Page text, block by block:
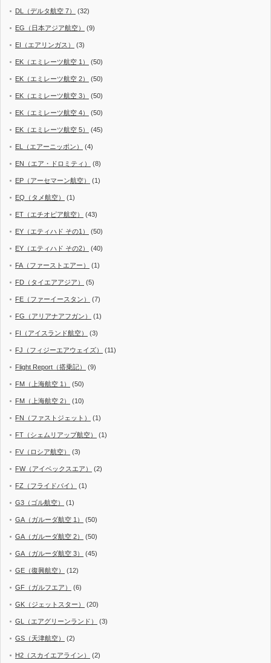
DL（デルタ航空 7） (32)
EG（日本アジア航空） (9)
EI（エアリンガス） (3)
EK（エミレーツ航空 1） (50)
EK（エミレーツ航空 2） (50)
EK（エミレーツ航空 3） (50)
EK（エミレーツ航空 4） (50)
EK（エミレーツ航空 5） (45)
EL（エアーニッポン） (4)
EN（エア・ドロミティ） (8)
EP（アーセマーン航空） (1)
EQ（タメ航空） (1)
ET（エチオピア航空） (43)
EY（エティハド その1） (50)
EY（エティハド その2） (40)
FA（ファーストエアー） (1)
FD（タイエアアジア） (5)
FE（ファーイースタン） (7)
FG（アリアナアフガン） (1)
FI（アイスランド航空） (3)
FJ（フィジーエアウェイズ） (11)
Flight Report（搭乗記） (9)
FM（上海航空 1） (50)
FM（上海航空 2） (10)
FN（ファストジェット） (1)
FT（シェムリアップ航空） (1)
FV（ロシア航空） (3)
FW（アイベックスエア） (2)
FZ（フライドバイ） (1)
G3（ゴル航空） (1)
GA（ガルーダ航空 1） (50)
GA（ガルーダ航空 2） (50)
GA（ガルーダ航空 3） (45)
GE（復興航空） (12)
GF（ガルフエア） (6)
GK（ジェットスター） (20)
GL（エアグリーンランド） (3)
GS（天津航空） (2)
H2（スカイエアライン） (2)